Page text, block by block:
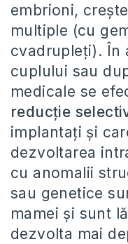
embrioni,
multiple (cu
cvadrupleți). În
cuplului sau
medicale se
reducție
implantați și
dezvoltarea
cu anomalii
sau genetice
mamei și sunt
dezvolta mai